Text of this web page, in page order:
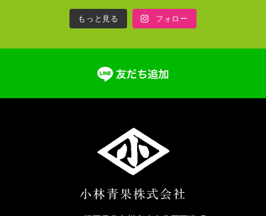
もっと見る フォロー